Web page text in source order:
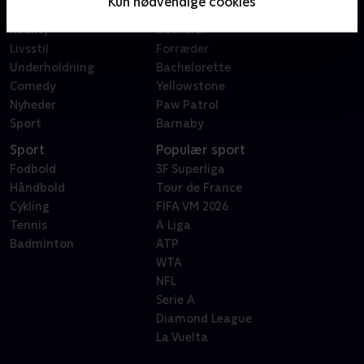
Reality
Livsstil
Underholdning
Comedy
Nyheder
Sport
X Factor
Bachelor
Forræder
Bachelorette
Yellowstone
Paw Patrol
Barnaby
Sport
Fodbold
Håndbold
Cykling
Tennis
Badminton
Populær sport
3F Superliga
Tour de France
FIFA VM 2026
A Liga
ATP
WTA
NFL
Serie A
Diamond League
La Vuelta